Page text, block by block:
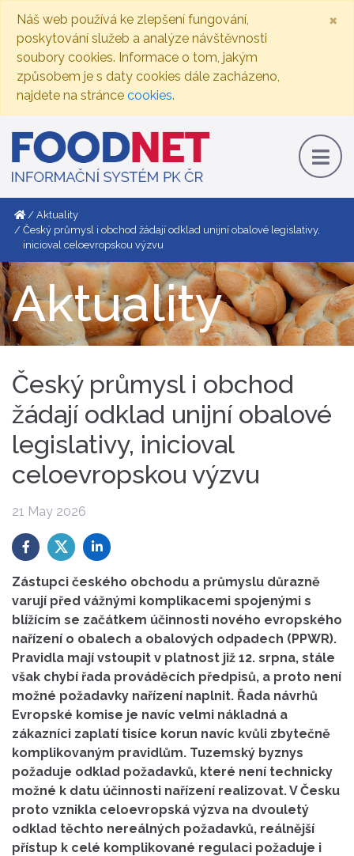
Náš web používá ke zlepšení fungování,
poskytování služeb a analýze návštěvnosti
soubory cookies. Informace o tom, jakým
způsobem je s daty cookies dále zacházeno,
najdete na stránce cookies.
×
Aktuality
Český průmysl i obchod žádají odklad unijní obalové legislativy,
inicioval celoevropskou výzvu
Aktuality
Český průmysl i obchod
žádají odklad unijní obalové
legislativy, inicioval
celoevropskou výzvu
21 May 2026
Zástupci českého obchodu a průmyslu důrazně
varují před vážnými komplikacemi spojenými s
blížícím se začátkem účinnosti nového evropského
nařízení o obalech a obalových odpadech (PPWR).
Pravidla mají vstoupit v platnost již 12. srpna, stále
však chybí řada prováděcích předpisů, a proto není
možné požadavky nařízení naplnit. Řada návrhů
Evropské komise je navíc velmi nákladná a
zákazníci zaplatí tisíce korun navíc kvůli zbytečně
komplikovaným pravidlům. Tuzemský byznys
požaduje odklad požadavků, které není technicky
možné k datu účinnosti nařízení realizovat. V Česku
proto vznikla celoevropská výzva na dvouletý
odklad těchto nereálných požadavků, reálnější
přístup k celé komplikované regulaci požaduje i